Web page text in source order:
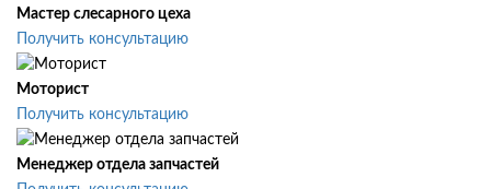
Мастер слесарного цеха
Получить консультацию
Моторист
Получить консультацию
Менеджер отдела запчастей